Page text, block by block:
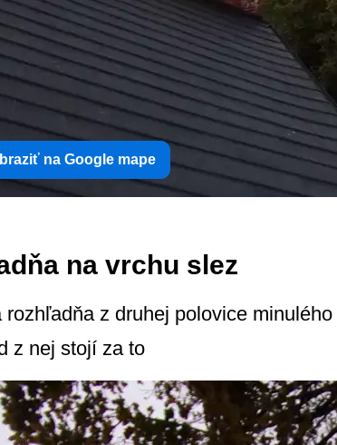
na Google mape
na vrchu slez
rozhľadňa z druhej polovice
z nej stojí za to